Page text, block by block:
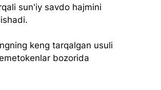
sun'iy savdo hajmini
keng tarqalgan usuli
bozorida